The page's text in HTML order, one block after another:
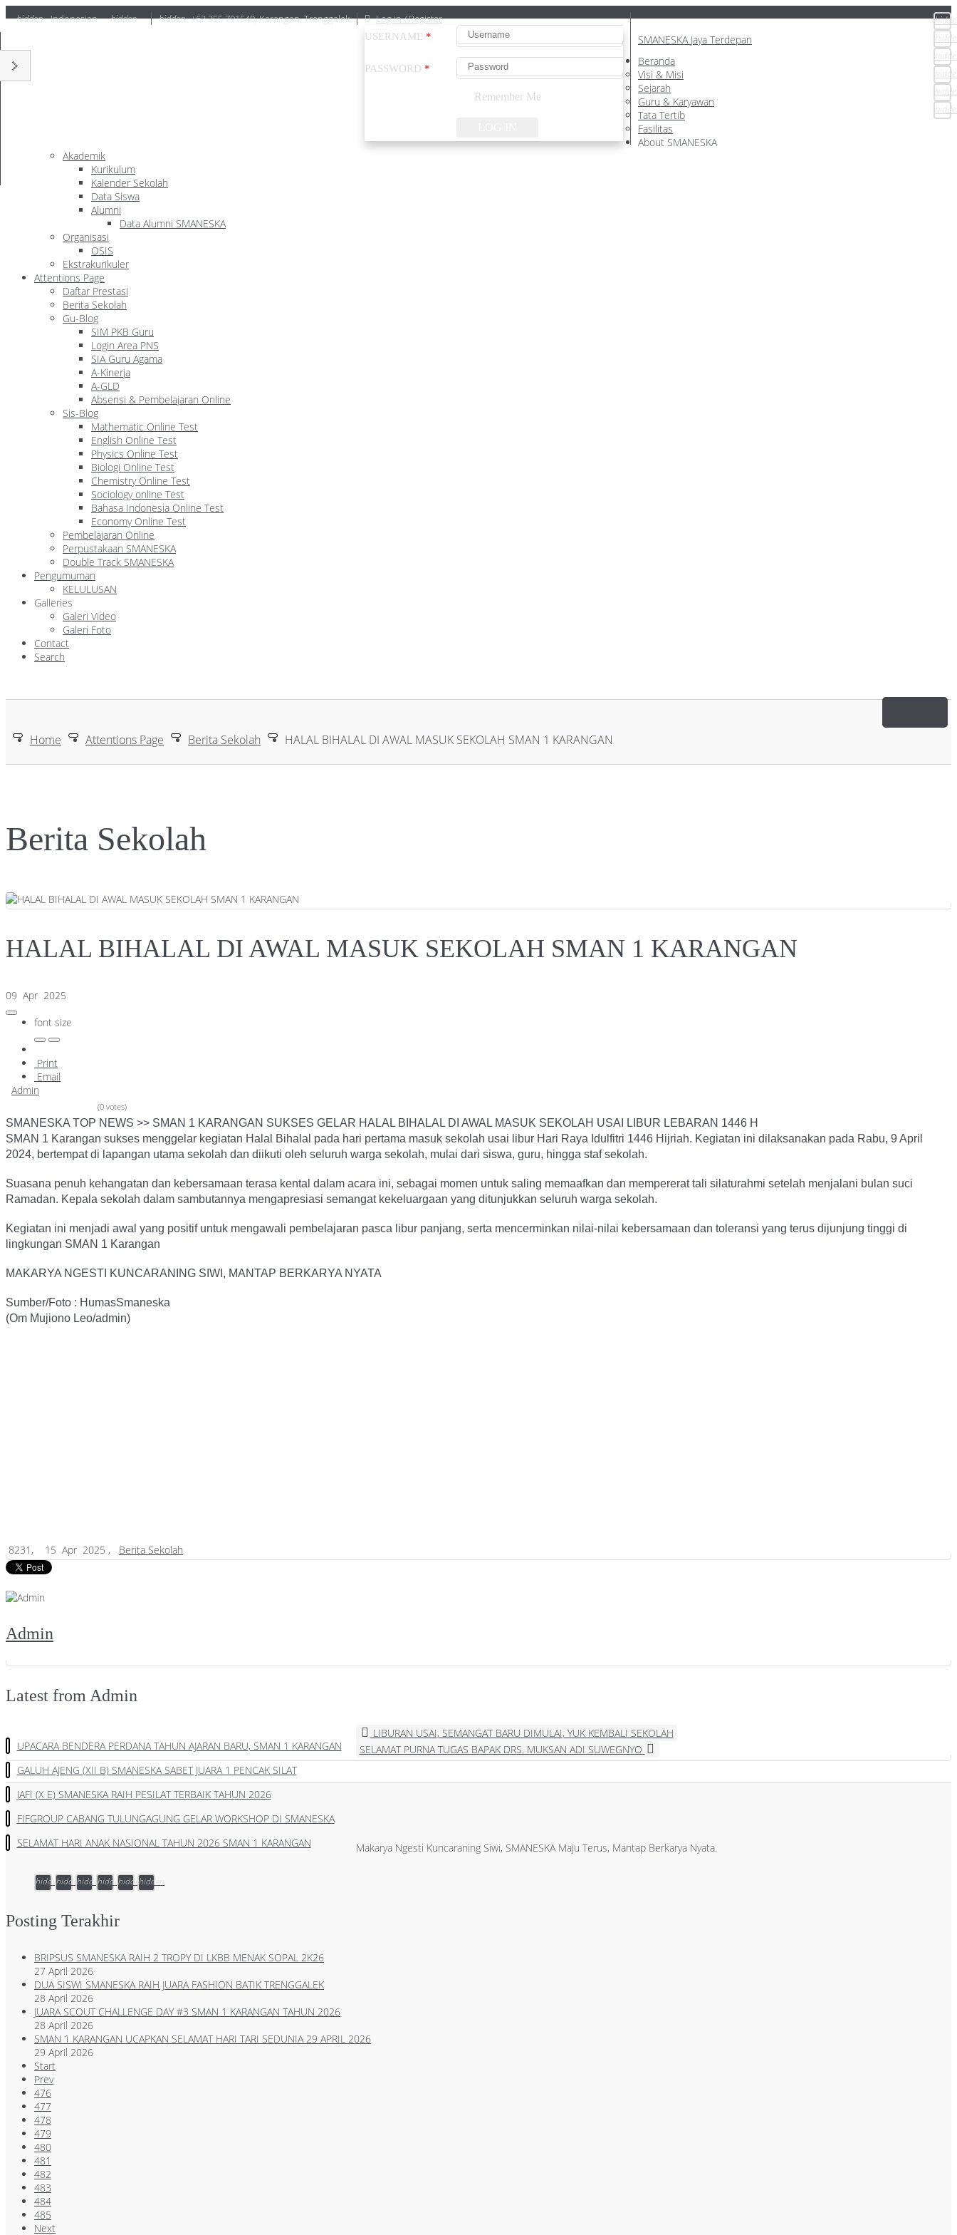
hidden Indonesian hidden hidden +62 355 791540,Karangan, Trenggalek Log in / Register
USERNAME *
PASSWORD *
Remember Me
SMANESKA Jaya Terdepan
Beranda
Visi & Misi
Sejarah
Guru & Karyawan
Tata Tertib
Fasilitas
About SMANESKA
Akademik
Kurikulum
Kalender Sekolah
Data Siswa
Alumni
Data Alumni SMANESKA
Organisasi
OSIS
Ekstrakurikuler
Attentions Page
Daftar Prestasi
Berita Sekolah
Gu-Blog
SIM PKB Guru
Login Area PNS
SIA Guru Agama
A-Kinerja
A-GLD
Absensi & Pembelajaran Online
Sis-Blog
Mathematic Online Test
English Online Test
Physics Online Test
Biologi Online Test
Chemistry Online Test
Sociology online Test
Bahasa Indonesia Online Test
Economy Online Test
Pembelajaran Online
Perpustakaan SMANESKA
Double Track SMANESKA
Pengumuman
KELULUSAN
Galleries
Galeri Video
Galeri Foto
Contact
Search
Home Attentions Page Berita Sekolah HALAL BIHALAL DI AWAL MASUK SEKOLAH SMAN 1 KARANGAN
Berita Sekolah
HALAL BIHALAL DI AWAL MASUK SEKOLAH SMAN 1 KARANGAN
09 Apr 2025
font size
Print
Email
Admin
(0 votes)
SMANESKA TOP NEWS >> SMAN 1 KARANGAN SUKSES GELAR HALAL BIHALAL DI AWAL MASUK SEKOLAH USAI LIBUR LEBARAN 1446 H
SMAN 1 Karangan sukses menggelar kegiatan Halal Bihalal pada hari pertama masuk sekolah usai libur Hari Raya Idulfitri 1446 Hijriah. Kegiatan ini dilaksanakan pada Rabu, 9 April
2024, bertempat di lapangan utama sekolah dan diikuti oleh seluruh warga sekolah, mulai dari siswa, guru, hingga staf sekolah.
Suasana penuh kehangatan dan kebersamaan terasa kental dalam acara ini, sebagai momen untuk saling memaafkan dan mempererat tali silaturahmi setelah menjalani bulan suci
Ramadan. Kepala sekolah dalam sambutannya mengapresiasi semangat kekeluargaan yang ditunjukkan seluruh warga sekolah.
Kegiatan ini menjadi awal yang positif untuk mengawali pembelajaran pasca libur panjang, serta mencerminkan nilai-nilai kebersamaan dan toleransi yang terus dijunjung tinggi di
lingkungan SMAN 1 Karangan
MAKARYA NGESTI KUNCARANING SIWI, MANTAP BERKARYA NYATA
Sumber/Foto : HumasSmaneska
(Om Mujiono Leo/admin)
8231, 15 Apr 2025 , Berita Sekolah
Admin
Latest from Admin
UPACARA BENDERA PERDANA TAHUN AJARAN BARU, SMAN 1 KARANGAN
GALUH AJENG (XII B) SMANESKA SABET JUARA 1 PENCAK SILAT
JAFI (X E) SMANESKA RAIH PESILAT TERBAIK TAHUN 2026
FIFGROUP CABANG TULUNGAGUNG GELAR WORKSHOP DI SMANESKA
SELAMAT HARI ANAK NASIONAL TAHUN 2026 SMAN 1 KARANGAN
LIBURAN USAI, SEMANGAT BARU DIMULAI, YUK KEMBALI SEKOLAH
SELAMAT PURNA TUGAS BAPAK DRS. MUKSAN ADI SUWEGNYO
Makarya Ngesti Kuncaraning Siwi, SMANESKA Maju Terus, Mantap Berkarya Nyata.
hiddenhiddenhiddenhiddenhiddenhidden
Posting Terakhir
BRIPSUS SMANESKA RAIH 2 TROPY DI LKBB MENAK SOPAL 2K26
27 April 2026
DUA SISWI SMANESKA RAIH JUARA FASHION BATIK TRENGGALEK
28 April 2026
JUARA SCOUT CHALLENGE DAY #3 SMAN 1 KARANGAN TAHUN 2026
28 April 2026
SMAN 1 KARANGAN UCAPKAN SELAMAT HARI TARI SEDUNIA 29 APRIL 2026
29 April 2026
Start
Prev
476
477
478
479
480
481
482
483
484
485
Next